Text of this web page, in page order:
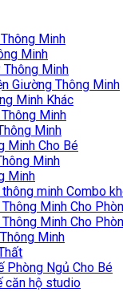
Thông Minh
Minh
Thông Minh
Giường Thông Minh
Minh Khác
Minh
Minh
Minh Cho Bé
Minh
Minh
minh Combo
Minh Cho
Minh Cho
Minh
Phòng Ngủ Cho Bé
căn hộ studio